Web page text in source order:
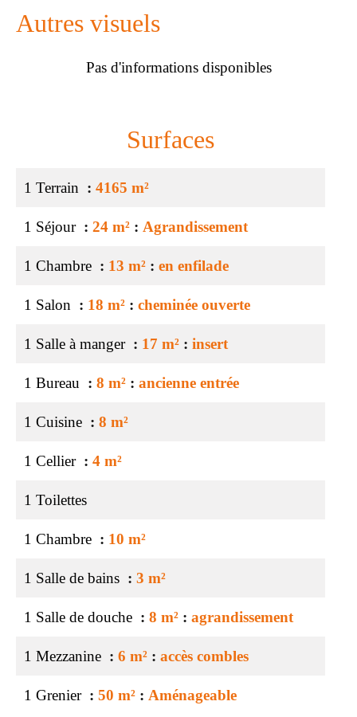
Autres visuels
Pas d'informations disponibles
Surfaces
1 Terrain 4165 m²
1 Séjour 24 m² Agrandissement
1 Chambre 13 m² en enfilade
1 Salon 18 m² cheminée ouverte
1 Salle à manger 17 m² insert
1 Bureau 8 m² ancienne entrée
1 Cuisine 8 m²
1 Cellier 4 m²
1 Toilettes
1 Chambre 10 m²
1 Salle de bains 3 m²
1 Salle de douche 8 m² agrandissement
1 Mezzanine 6 m² accès combles
1 Grenier 50 m² Aménageable